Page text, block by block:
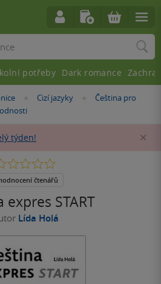
»Cizí jazyky »
Čeština pro
týden!
expres START
Lída Holá
čtenářů
potřeby Dark romance